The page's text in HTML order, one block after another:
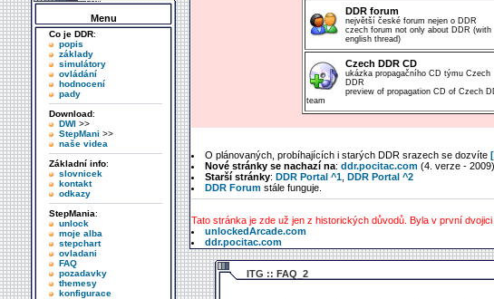
Menu
Co je DDR:
popis
základy
simulátory
ovládání
hodnocení
pady
Download:
DWI >>
StepMani >>
naše videa
Základní info:
slovnicek
kontakt
odkazy
StepMania:
unlock
moje alba
stepchart
ovladani
FAQ
pozadavky
themesy
konfigurace
DDR forum
největší české forum nejen o DDR
czech forum not only about DDR (with
english thread)
Czech DDR CD
ukázka propagačního CD týmu Czech
DDR
preview of propagation CD of Czech
team
O plánovaných, probíhajících i starých DDR srazech se dozvíte
Nové stránky se nachazí na: ddr.pocitac.com (4. verze - 2009)
Starší stránky: DDR Portal ^1 DDR Portal ^2
DDR Forum stále funguje.
Tato stránka je zde už jen z historických důvodů. Byla v první
unlockedArcade.com
ddr.pocitac.com
ITG :: FAQ_2